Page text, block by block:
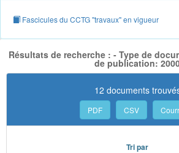
Fascicules du CCTG "travaux" en vigueur
Résultats de recherche : - Type de
de publication:
12 documents
PDF CSV
Tri par